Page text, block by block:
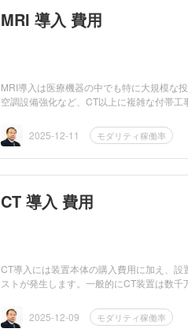
MRI 導入 費用
MRI導入は医療機器の中でも特に大規模な
空調設備強化など、CT以上に複雑な付帯工
2025-12-11
モダリティ稼働率
CT 導入 費用
CT導入には装置本体の購入費用に加え、
ストが発生します。一般的にCT装置は数千
2025-12-09
モダリティ稼働率